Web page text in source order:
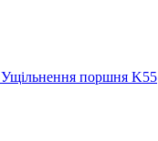
Ущільнення поршня K55